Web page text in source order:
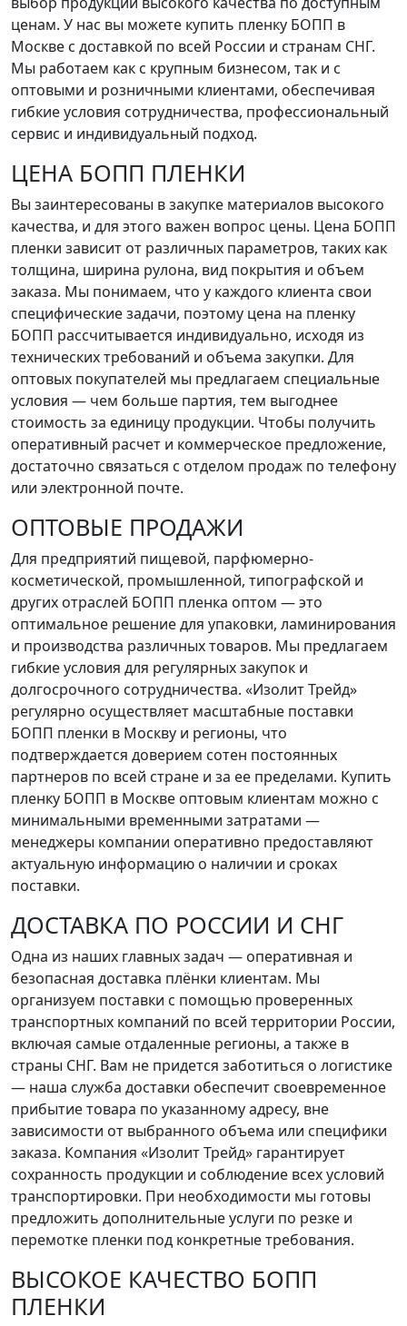
ценам. У нас вы можете купить пленку БОПП в
Москве с доставкой по всей России и странам СНГ.
Мы работаем как с крупным бизнесом, так и с
оптовыми и розничными клиентами, обеспечивая
гибкие условия сотрудничества, профессиональный
сервис и индивидуальный подход.
ЦЕНА БОПП ПЛЕНКИ
Вы заинтересованы в закупке материалов высокого
качества, и для этого важен вопрос цены. Цена БОПП
пленки зависит от различных параметров, таких как
толщина, ширина рулона, вид покрытия и объем
заказа. Мы понимаем, что у каждого клиента свои
специфические задачи, поэтому цена на пленку
БОПП рассчитывается индивидуально, исходя из
технических требований и объема закупки. Для
оптовых покупателей мы предлагаем специальные
условия — чем больше партия, тем выгоднее
стоимость за единицу продукции. Чтобы получить
оперативный расчет и коммерческое предложение,
достаточно связаться с отделом продаж по телефону
или электронной почте.
ОПТОВЫЕ ПРОДАЖИ
Для предприятий пищевой, парфюмерно-
косметической, промышленной, типографской и
других отраслей БОПП пленка оптом — это
оптимальное решение для упаковки, ламинирования
и производства различных товаров. Мы предлагаем
гибкие условия для регулярных закупок и
долгосрочного сотрудничества. «Изолит Трейд»
регулярно осуществляет масштабные поставки
БОПП пленки в Москву и регионы, что
подтверждается доверием сотен постоянных
партнеров по всей стране и за ее пределами. Купить
пленку БОПП в Москве оптовым клиентам можно с
минимальными временными затратами —
менеджеры компании оперативно предоставляют
актуальную информацию о наличии и сроках
поставки.
ДОСТАВКА ПО РОССИИ И СНГ
Одна из наших главных задач — оперативная и
безопасная доставка плёнки клиентам. Мы
организуем поставки с помощью проверенных
транспортных компаний по всей территории России,
включая самые отдаленные регионы, а также в
страны СНГ. Вам не придется заботиться о логистике
— наша служба доставки обеспечит своевременное
прибытие товара по указанному адресу, вне
зависимости от выбранного объема или специфики
заказа. Компания «Изолит Трейд» гарантирует
сохранность продукции и соблюдение всех условий
транспортировки. При необходимости мы готовы
предложить дополнительные услуги по резке и
перемотке пленки под конкретные требования.
ВЫСОКОЕ КАЧЕСТВО БОПП
ПЛЕНКИ